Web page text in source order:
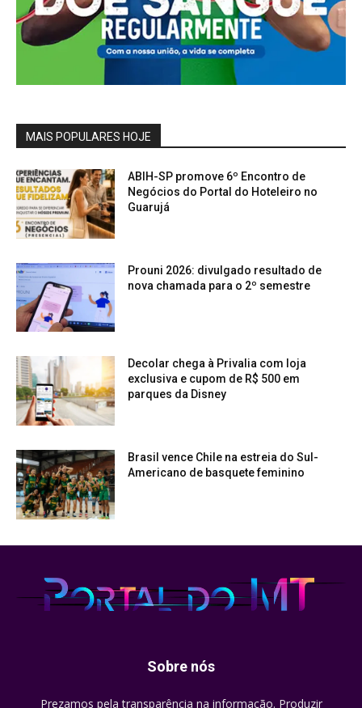
MAIS POPULARES HOJE
ABIH-SP promove 6º Encontro de
Negócios do Portal do Hoteleiro no
Guarujá
Prouni 2026: divulgado resultado de
nova chamada para o 2º semestre
Decolar chega à Privalia com loja
exclusiva e cupom de R$ 500 em
parques da Disney
Brasil vence Chile na estreia do Sul-
Americano de basquete feminino
Sobre nós
Prezamos pela transparência na informação. Produzir